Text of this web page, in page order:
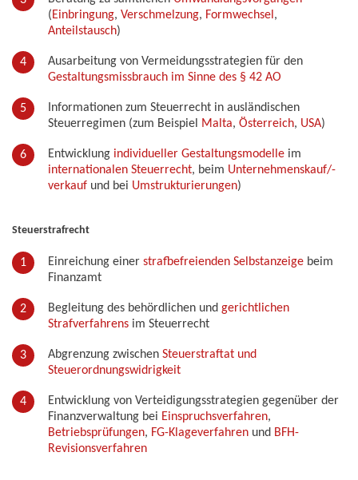
(Einbringung, Verschmelzung, Formwechsel ,
Anteilstausch)
Ausarbeitung von Vermeidungsstrategien für den
Gestaltungsmissbrauch im Sinne des § 42 AO
Informationen zum Steuerrecht in ausländischen
Steuerregimen (zum Beispiel
Malta, Österreich, USA)
Entwicklung individueller Gestaltungsmodelle im
internationalen Steuerrecht, beim Unternehmenskauf/-
verkauf und bei Umstrukturierungen)
Steuerstrafrecht
Einreichung einer strafbefreienden Selbstanzeige beim
Finanzamt
Begleitung des behördlichen und gerichtlichen
Strafverfahrens im Steuerrecht
Abgrenzung zwischen Steuerstraftat und
Steuerordnungswidrigkeit
Entwicklung von Verteidigungsstrategien gegenüber der
Finanzverwaltung bei Einspruchsverfahren,
Betriebsprüfungen, FG-Klageverfahren und BFH-
Revisionsverfahren